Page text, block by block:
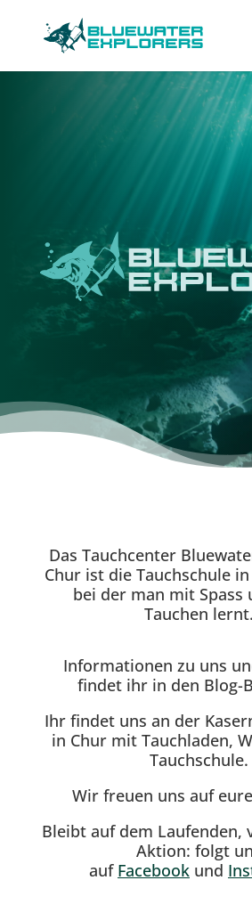
Das Tauchcenter
Chur ist die Tauchschule
bei der man mit Spass
Tauchen lernt.
Informationen zu uns
findet ihr in den Blog-
Ihr findet uns an der
in Chur mit Tauchladen,
Tauchschule.
Wir freuen uns auf
Bleibt auf dem Laufenden,
Aktion: folgt
auf Facebookund